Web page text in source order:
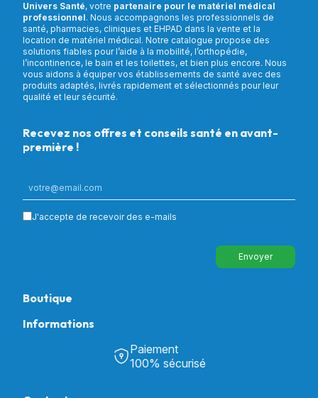
Univers Santé, votre partenaire pour le matériel médical
professionnel. Nous accompagnons les professionnels de
santé, pharmacies, cliniques et EHPAD dans la vente et la
location de matériel médical. Notre catalogue propose des
solutions fiables pour l’aide à la mobilité, l’orthopédie,
l’incontinence, le bain et les toilettes, et bien plus encore. Nous
vous aidons à équiper vos établissements de santé avec des
produits adaptés, livrés rapidement et sélectionnés pour leur
qualité et leur sécurité.
Recevez nos offres et conseils santé en avant-
première !
J'accepte de recevoir des e-mails
Envoyer
Boutique
Informations
Découvrir Univers Santé
Paiement
100% sécurisé